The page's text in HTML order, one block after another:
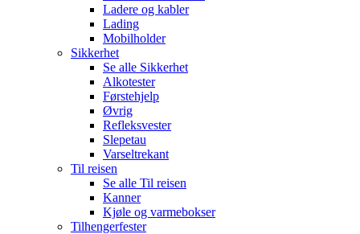
Ladere og kabler
Lading
Mobilholder
Sikkerhet
Se alle Sikkerhet
Alkotester
Førstehjelp
Øvrig
Refleksvester
Slepetau
Varseltrekant
Til reisen
Se alle Til reisen
Kanner
Kjøle og varmebokser
Tilhengerfester